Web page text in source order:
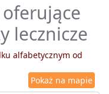
lecznicze
alfabetycznym od
Pokaż na mapie